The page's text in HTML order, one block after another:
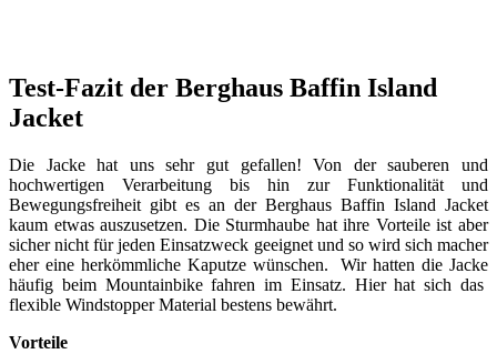
Test-Fazit der Berghaus Baffin Island
Jacket
Die Jacke hat uns sehr gut gefallen! Von der sauberen und
hochwertigen Verarbeitung bis hin zur Funktionalität und
Bewegungsfreiheit gibt es an der Berghaus Baffin Island Jacket
kaum etwas auszusetzen. Die Sturmhaube hat ihre Vorteile ist aber
sicher nicht für jeden Einsatzweck geeignet und so wird sich macher
eher eine herkömmliche Kaputze wünschen. Wir hatten die Jacke
häufig beim Mountainbike fahren im Einsatz. Hier hat sich das
flexible Windstopper Material bestens bewährt.
Vorteile